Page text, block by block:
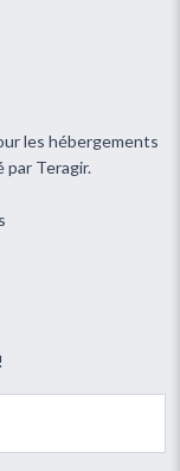
les hébergements
Teragir.